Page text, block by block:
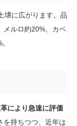
壌に広がります。品
メルロ約20%、カベ
により急速に評価
を持ちつつ、近年は